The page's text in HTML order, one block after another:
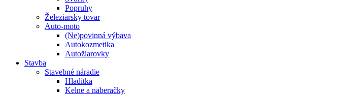
Popruhy
Železiarsky tovar
Auto-moto
(Ne)povinná výbava
Autokozmetika
Autožiarovky
Stavba
Stavebné náradie
Hladítka
Kelne a naberačky